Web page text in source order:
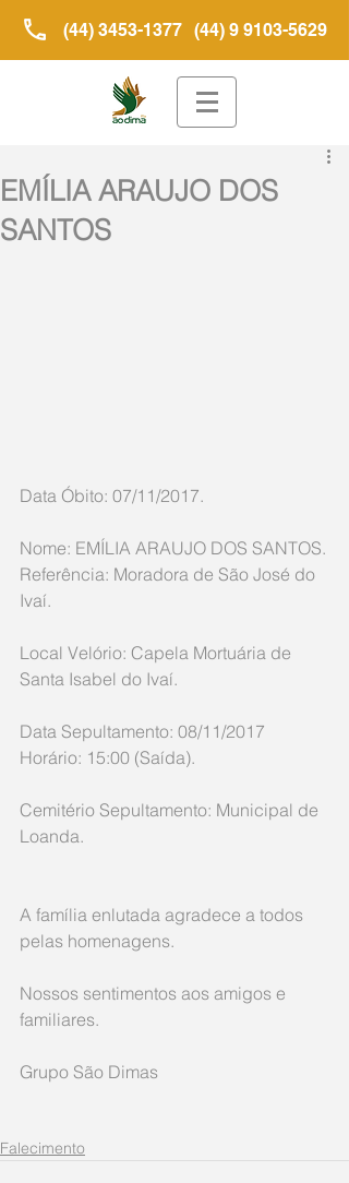
(44) 3453-1377 (44) 9 9103-5629
EMÍLIA ARAUJO DOS
SANTOS
Data Óbito: 07/11/2017.
Nome: EMÍLIA ARAUJO DOS SANTOS.
Referência: Moradora de São José do
Ivaí.
Local Velório: Capela Mortuária de
Santa Isabel do Ivaí.
Data Sepultamento: 08/11/2017
Horário: 15:00 (Saída).
Cemitério Sepultamento: Municipal de
Loanda.
A família enlutada agradece a todos
pelas homenagens.
Nossos sentimentos aos amigos e
familiares.
Grupo São Dimas
Falecimento